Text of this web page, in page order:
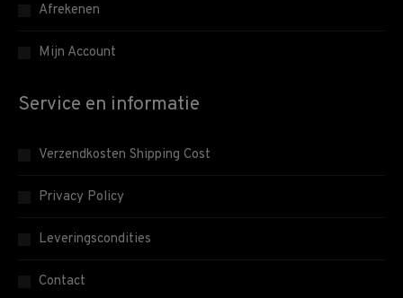
Afrekenen
Mijn Account
Service en informatie
Verzendkosten Shipping Cost
Privacy Policy
Leveringscondities
Contact